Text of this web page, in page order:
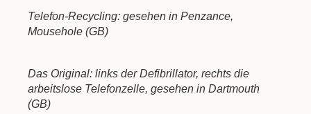
Telefon-Recycling: gesehen in Penzance,
Mousehole (GB)
Das Original: links der Defibrillator, rechts die
arbeitslose Telefonzelle, gesehen in Dartmouth
(GB)